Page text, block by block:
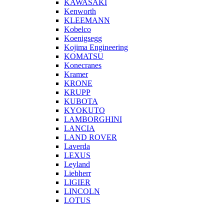
KAWASAKI
Kenworth
KLEEMANN
Kobelco
Koenigsegg
Kojima Engineering
KOMATSU
Konecranes
Kramer
KRONE
KRUPP
KUBOTA
KYOKUTO
LAMBORGHINI
LANCIA
LAND ROVER
Laverda
LEXUS
Leyland
Liebherr
LIGIER
LINCOLN
LOTUS